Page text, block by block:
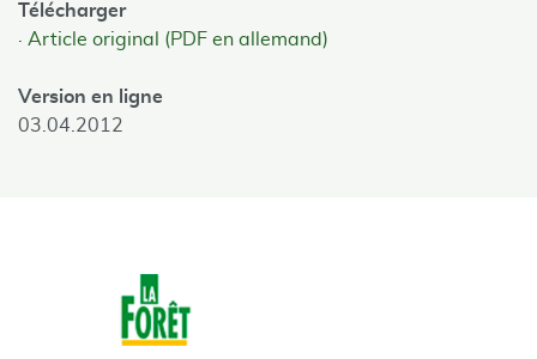
Télécharger
Article original (PDF en allemand)
Version en ligne
03.04.2012